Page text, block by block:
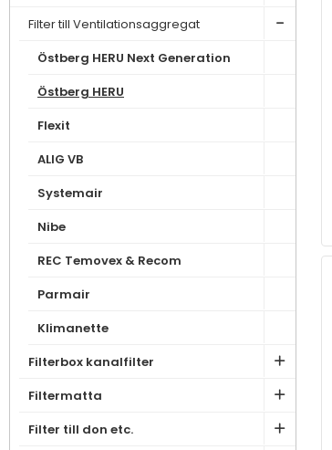
Filter till Ventilationsaggregat
Östberg HERU Next Generation
Östberg HERU
Flexit
ALIG VB
Systemair
Nibe
REC Temovex & Recom
Parmair
Klimanette
Filterbox kanalfilter
Filtermatta
Filter till don etc.